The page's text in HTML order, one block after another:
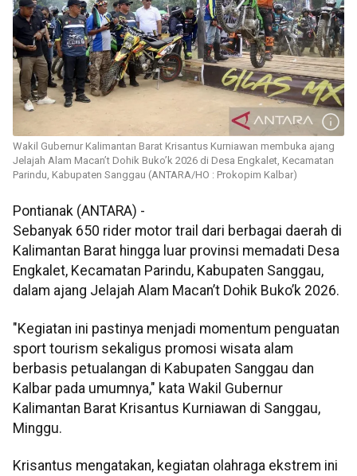
Wakil Gubernur Kalimantan Barat Krisantus Kurniawan membuka ajang
Jelajah Alam Macan’t Dohik Buko’k 2026 di Desa Engkalet, Kecamatan
Parindu, Kabupaten Sanggau (ANTARA/HO : Prokopim Kalbar)
Pontianak (ANTARA) -
Sebanyak 650 rider motor trail dari berbagai daerah di
Kalimantan Barat hingga luar provinsi memadati Desa
Engkalet, Kecamatan Parindu, Kabupaten Sanggau,
dalam ajang Jelajah Alam Macan’t Dohik Buko’k 2026.
"Kegiatan ini pastinya menjadi momentum penguatan
sport tourism sekaligus promosi wisata alam
berbasis petualangan di Kabupaten Sanggau dan
Kalbar pada umumnya," kata Wakil Gubernur
Kalimantan Barat Krisantus Kurniawan di Sanggau,
Minggu.
Krisantus mengatakan, kegiatan olahraga ekstrem ini